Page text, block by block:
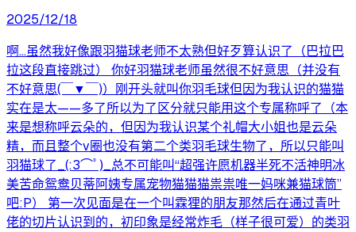
2025/12/18
啊…虽然我好像跟羽猫球老师不太熟但好歹算认识了（巴拉巴
拉这段直接跳过） 你好羽猫球老师虽然很不好意思（并没有
不好意思(￣▼￣)）刚开头就叫你羽毛球但因为我认识的猫猫
实在是太——多了所以为了区分就只能用这个专属称呼了（本
来是想称呼云朵的，但因为我认识某个礼帽大小姐也是云朵
精，而且整个v圈也没有第二个类羽毛球生物了，所以只能叫
羽猫球了_(:3⌒ﾟ)_总不可能叫“超强许愿机器半死不活神明冰
美苦命鸳鸯贝蒂阿姨专属宠物猫猫猫祟祟唯一妈咪兼猫球筒”
吧:P） 第一次见面是在一个叫霖狸的朋友那然后在通过青叶
佬的切片认识到的，初印象是经常炸毛（样子很可爱）的类羽